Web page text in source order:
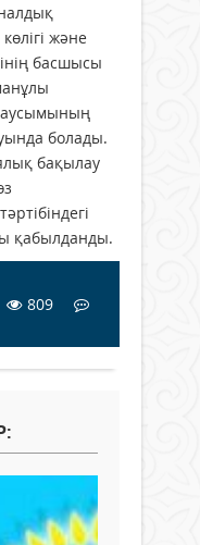
және
басшысы
болады.
бақылау
қабылданды.
809